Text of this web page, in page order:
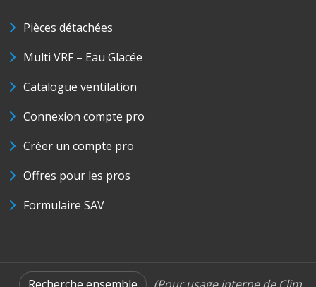
Pièces détachées
Multi VRF – Eau Glacée
Catalogue ventilation
Connexion compte pro
Créer un compte pro
Offres pour les pros
Formulaire SAV